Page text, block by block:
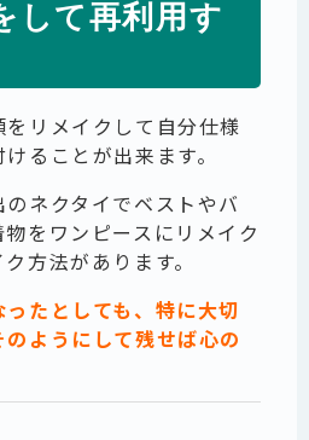
して再利用す
リメイクして自分仕様
ることが出来ます。
ネクタイでベストやバ
をワンピースにリメイク
方法があります。
たとしても、特に大切
ようにして残せば心の